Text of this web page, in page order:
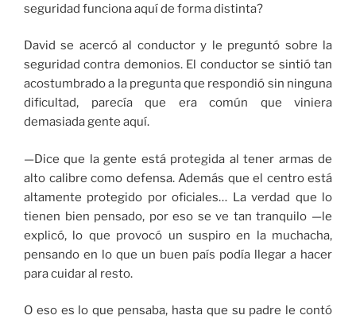
seguridad funciona aquí de forma distinta?
David se acercó al conductor y le preguntó sobre la
seguridad contra demonios. El conductor se sintió tan
acostumbrado a la pregunta que respondió sin ninguna
dificultad, parecía que era común que viniera
demasiada gente aquí.
—Dice que la gente está protegida al tener armas de
alto calibre como defensa. Además que el centro está
altamente protegido por oficiales… La verdad que lo
tienen bien pensado, por eso se ve tan tranquilo —le
explicó, lo que provocó un suspiro en la muchacha,
pensando en lo que un buen país podía llegar a hacer
para cuidar al resto.
O eso es lo que pensaba, hasta que su padre le contó